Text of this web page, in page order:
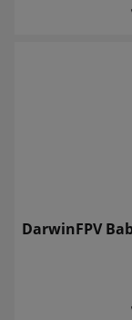
DarwinFPV